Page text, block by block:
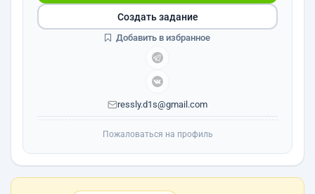
ressly.d1s@gmail.com
Создать задание
Добавить в избранное
Пожаловаться на профиль